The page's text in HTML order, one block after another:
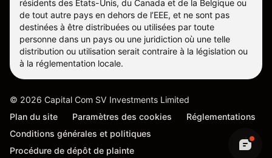
résidents des États-Unis, du Canada et de la Belgique ou
de tout autre pays en dehors de l’EEE, et ne sont pas
destinées à être distribuées ou utilisées par toute
personne dans un pays ou une juridiction où une telle
distribution ou utilisation serait contraire à la législation ou
à la réglementation locale.
© 2026 Capital Com SV Investments Limited
Plan du site
Paramètres des cookies
Réglementations
Conditions générales et politiques
Procédure de dépôt de plainte